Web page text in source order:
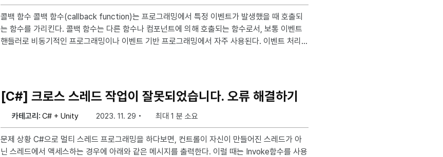
콜백 함수 콜백 함수(callback function)는 프로그래밍에서 특정 이벤트가 발생했을 때 호출되
는 함수를 가리킨다. 콜백 함수는 다른 함수나 컴포넌트에 의해 호출되는 함수로서, 보통 이벤트
핸들러로 비동기적인 프로그래밍이나 이벤트 기반 프로그래밍에서 자주 사용된다. 이벤트 처리
tervals): 특정 시간 간격으로 실행되는 작업 수행 C#에서 콜백 함수는 델리게이트(d
[C#] 크로스 스레드 작업이 잘못되었습니다. 오류 해결하기
카테고리: C# + Unity 2023. 11. 29 최대 1 분 소요
문제 상황 C#으로 멀티 스레드 프로그래밍을 하다보면, 컨트롤이 자신이 만들어진 스레드가 아
닌 스레드에서 액세스하는 경우에 아래와 같은 메시지를 출력한다. 이럴 때는 Invoke함수를 사용